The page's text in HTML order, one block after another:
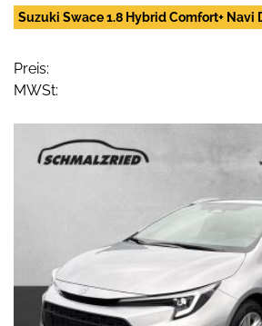
Suzuki Swace 1.8 Hybrid Comfort+
Preis:
MWSt: